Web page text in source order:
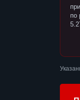
по